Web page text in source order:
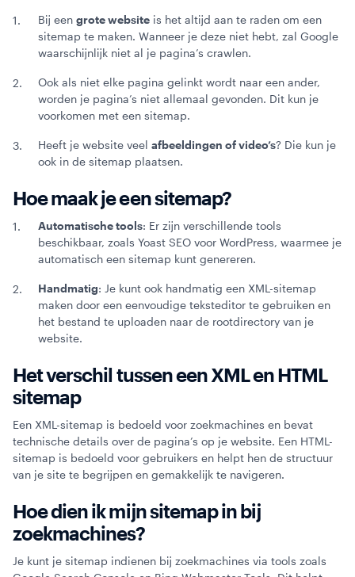
Bij een grote website is het altijd aan te raden om een
sitemap te maken. Wanneer je deze niet hebt, zal Google
waarschijnlijk niet al je pagina’s crawlen.
Ook als niet elke pagina gelinkt wordt naar een ander,
worden je pagina’s niet allemaal gevonden. Dit kun je
voorkomen met een sitemap.
Heeft je website veel afbeeldingen of video’s? Die kun je
ook in de sitemap plaatsen.
Hoe maak je een sitemap?
Automatische tools: Er zijn verschillende tools
beschikbaar, zoals Yoast SEO voor WordPress, waarmee je
automatisch een sitemap kunt genereren.
Handmatig: Je kunt ook handmatig een XML-sitemap
maken door een eenvoudige teksteditor te gebruiken en
het bestand te uploaden naar de rootdirectory van je
website.
Het verschil tussen een XML en HTML
sitemap
Een XML-sitemap is bedoeld voor zoekmachines en bevat
technische details over de pagina’s op je website. Een HTML-
sitemap is bedoeld voor gebruikers en helpt hen de structuur
van je site te begrijpen en gemakkelijk te navigeren.
Hoe dien ik mijn sitemap in bij
zoekmachines?
Je kunt je sitemap indienen bij zoekmachines via tools zoals